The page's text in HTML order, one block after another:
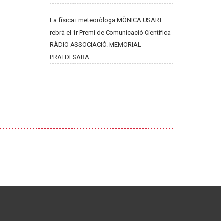
La física i meteoròloga MÒNICA USART
rebrà el 1r Premi de Comunicació Científica
RÀDIO ASSOCIACIÓ. MEMORIAL
PRATDESABA